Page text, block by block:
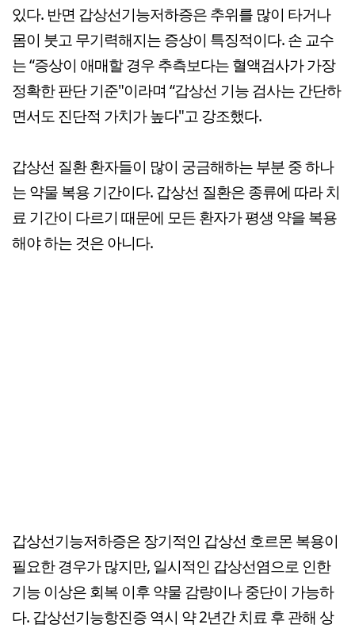
있다. 반면 갑상선기능저하증은 추위를 많이 타거나
몸이 붓고 무기력해지는 증상이 특징적이다. 손 교수
는 “증상이 애매할 경우 추측보다는 혈액검사가 가장
정확한 판단 기준"이라며 “갑상선 기능 검사는 간단하
면서도 진단적 가치가 높다"고 강조했다.
갑상선 질환 환자들이 많이 궁금해하는 부분 중 하나
는 약물 복용 기간이다. 갑상선 질환은 종류에 따라 치
료 기간이 다르기 때문에 모든 환자가 평생 약을 복용
해야 하는 것은 아니다.
갑상선기능저하증은 장기적인 갑상선 호르몬 복용이
필요한 경우가 많지만, 일시적인 갑상선염으로 인한
기능 이상은 회복 이후 약물 감량이나 중단이 가능하
다. 갑상선기능항진증 역시 약 2년간 치료 후 관해 상